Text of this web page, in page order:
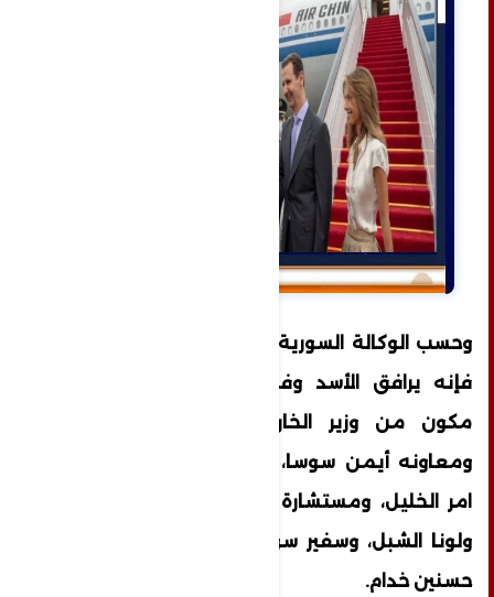
وحسب الوكالة السورية الرسمية للأنباء "سانا"،
فإنه يرافق الأسد وفد سياسي واقتصادي،
مكون من وزير الخارجية فيصل المقداد،
ومعاونه أيمن سوسا، ووزير الاقتصاد محمد
امر الخليل، ومستشارة الرئاسة، بثينة شعبان،
ولونا الشبل، وسفير سوريا في الصين، محمد
حسنين خدام.